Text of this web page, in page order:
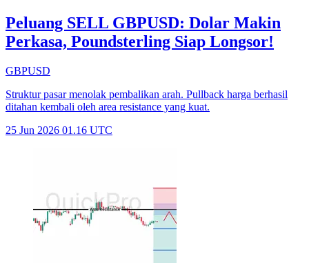
Peluang SELL GBPUSD: Dolar Makin
Perkasa, Poundsterling Siap Longsor!
GBPUSD
Struktur pasar menolak pembalikan arah. Pullback harga berhasil
ditahan kembali oleh area resistance yang kuat.
25 Jun 2026 01.16 UTC